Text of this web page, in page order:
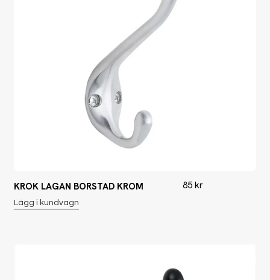
KROK LAGAN BORSTAD KROM
Lägg i kundvagn
85 kr